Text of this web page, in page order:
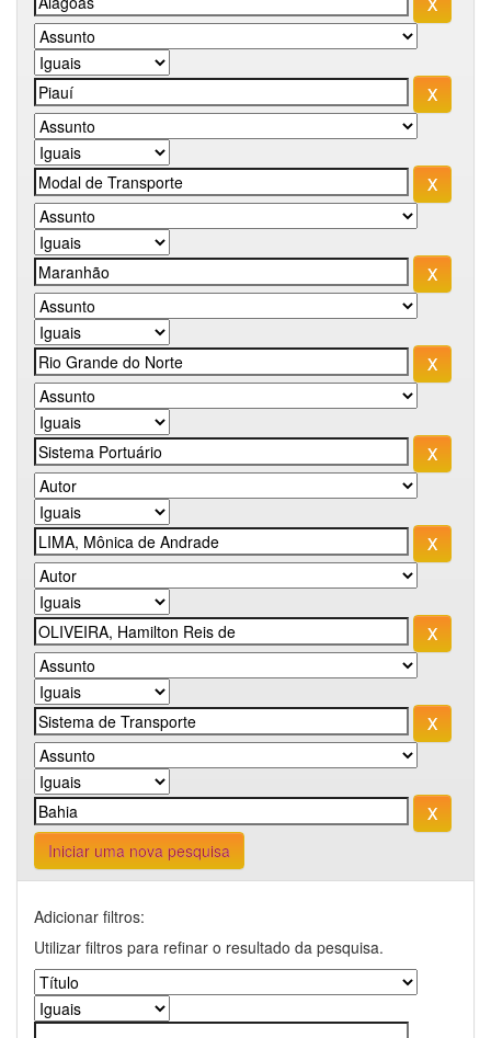
Iniciar uma nova pesquisa
Adicionar filtros:
Utilizar filtros para refinar o resultado da pesquisa.